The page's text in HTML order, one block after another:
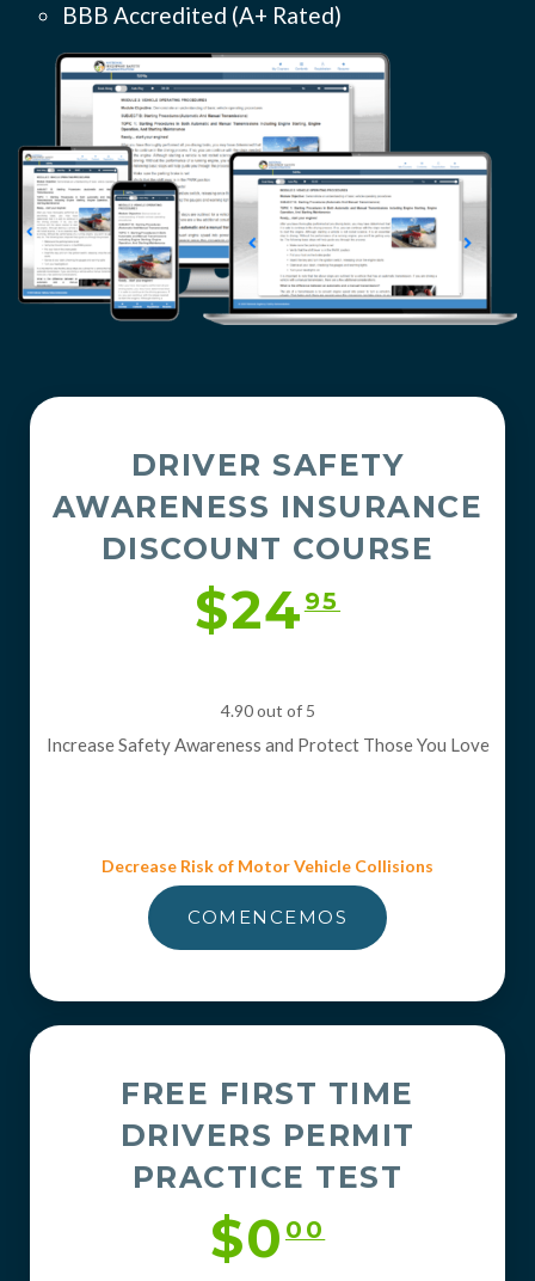
BBB Accredited (A+ Rated)
DRIVER SAFETY
AWARENESS INSURANCE
DISCOUNT COURSE
$2495
4.90 out of 5
Increase Safety Awareness and Protect Those You Love
Decrease Risk of Motor Vehicle Collisions
COMENCEMOS
FREE FIRST TIME
DRIVERS PERMIT
PRACTICE TEST
$0 00